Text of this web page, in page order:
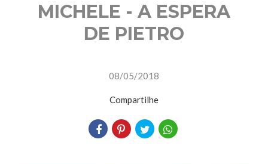
MICHELE - A ESPERA
DE PIETRO
08/05/2018
Compartilhe